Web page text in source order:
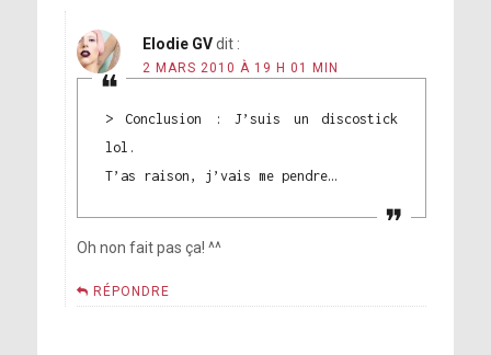
Elodie GV dit :
2 MARS 2010 À 19 H 01 MIN
> Conclusion : J’suis un discostick
lol.
T’as raison, j’vais me pendre…
Oh non fait pas ça! ^^
RÉPONDRE